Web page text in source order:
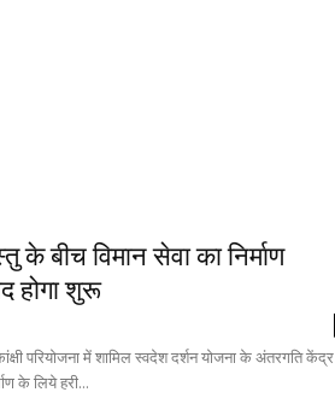
बीच विमान सेवा का निर्माण
होगा शुरू
परियोजना में शामिल स्वदेश दर्शन योजना के अंतरगति केंद्र
के लिये हरी...